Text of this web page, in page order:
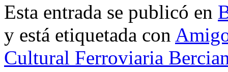
Esta entrada se publicó en
y está etiquetada con
Cultural Ferroviaria